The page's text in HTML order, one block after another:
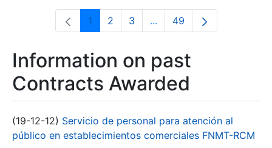
Page
1 Page
2 Page
3 ...Intermediate Pages Use
Page
49
Information on past
Contracts Awarded
(19-12-12) Servicio de personal para atención al
público en establecimientos comerciales FNMT-RCM